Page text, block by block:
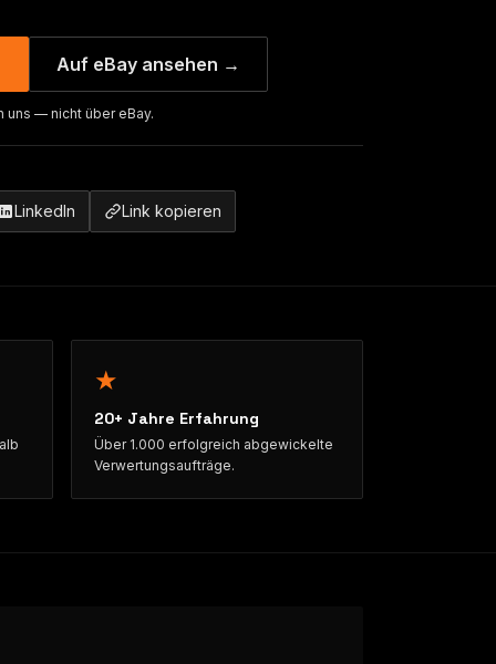
Auf eBay ansehen →
uns — nicht über eBay.
LinkedIn Link kopieren
★
20+ Jahre Erfahrung
Über 1.000 erfolgreich abgewickelte
Verwertungsaufträge.